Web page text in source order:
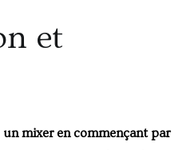
et
un mixer en commençant par